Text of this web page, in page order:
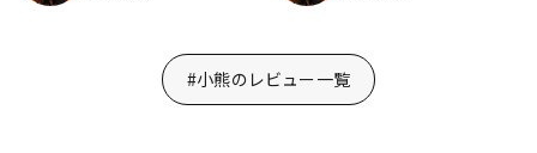
#小熊のレビュー一覧